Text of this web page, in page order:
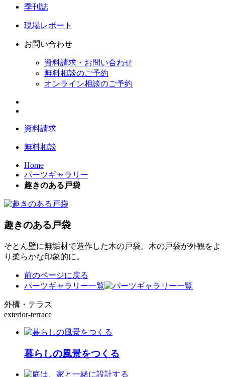
季刊誌
現場レポート
お問い合わせ
資料請求・お問い合わせ
無料相談のご予約
オンライン相談のご予約
資料請求
無料相談
Home
パーツギャラリー
趣きのある戸袋
趣きのある戸袋
そとん壁に無垢材で造作した木の戸袋。木の戸袋が外観をよ
り柔らかな印象的に。
前のページに戻る
パーツギャラリー一覧
外構・テラス
exterior-terrace
暮らしの風景をつくる